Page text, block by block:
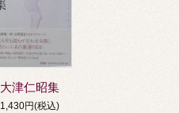
大津仁昭集
1,430円(税込)